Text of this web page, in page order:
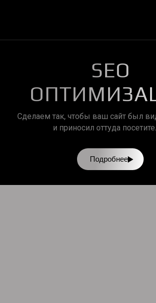
SEO
Сделаем так, чтобы ваш сайт был
и приносил оттуда
Подробнее